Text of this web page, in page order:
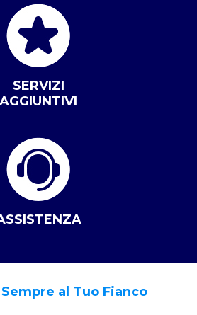
SERVIZI
AGGIUNTIVI
al Tuo Fianco